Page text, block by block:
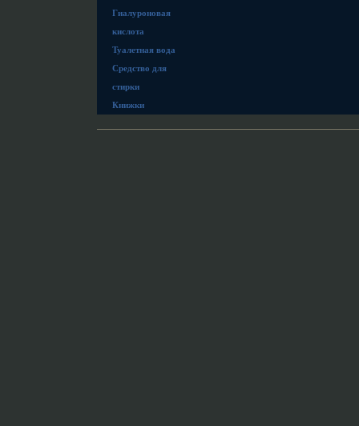
Гиалуроновая
кислота
Туалетная вода
Средство для
стирки
Книжки